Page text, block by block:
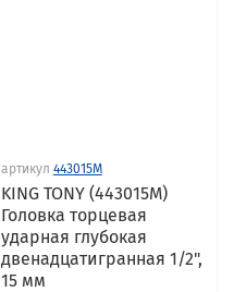
артикул 443015M
KING TONY (443015M)
Головка торцевая
ударная глубокая
двенадцатигранная 1/2",
15 мм